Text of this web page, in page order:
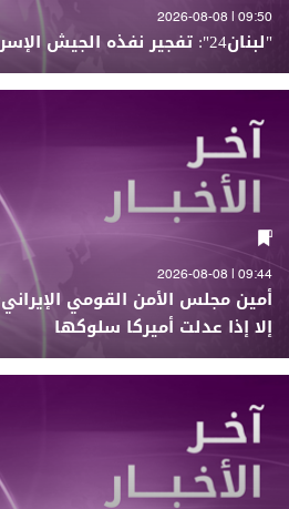
09:50 | 2026-08-08
"لبنان24": تفجير نفذه الجيش الإسرائيلي في القنطرة
09:44 | 2026-08-08
أمين مجلس الأمن القومي
إلا إذا عدلت أميركا سلوكها